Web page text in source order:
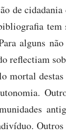
de
alguns
reflectiam
mortal
Outros